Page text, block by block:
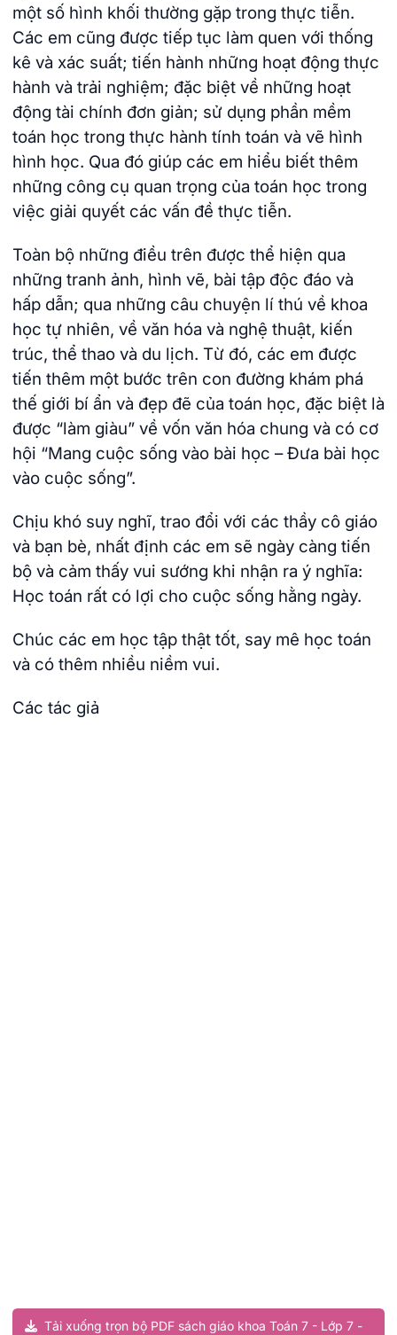
một số hình khối thường gặp trong thực tiễn.
Các em cũng được tiếp tục làm quen với thống
kê và xác suất; tiến hành những hoạt động thực
hành và trải nghiệm; đặc biệt về những hoạt
động tài chính đơn giản; sử dụng phần mềm
toán học trong thực hành tính toán và vẽ hình
hình học. Qua đó giúp các em hiểu biết thêm
những công cụ quan trọng của toán học trong
việc giải quyết các vấn đề thực tiễn.
Toàn bộ những điều trên được thể hiện qua
những tranh ảnh, hình vẽ, bài tập độc đáo và
hấp dẫn; qua những câu chuyện lí thú về khoa
học tự nhiên, về văn hóa và nghệ thuật, kiến
trúc, thể thao và du lịch. Từ đó, các em được
tiến thêm một bước trên con đường khám phá
thế giới bí ẩn và đẹp đẽ của toán học, đặc biệt là
được “làm giàu” về vốn văn hóa chung và có cơ
hội “Mang cuộc sống vào bài học – Đưa bài học
vào cuộc sống”.
Chịu khó suy nghĩ, trao đổi với các thầy cô giáo
và bạn bè, nhất định các em sẽ ngày càng tiến
bộ và cảm thấy vui sướng khi nhận ra ý nghĩa:
Học toán rất có lợi cho cuộc sống hằng ngày.
Chúc các em học tập thật tốt, say mê học toán
và có thêm nhiều niềm vui.
Các tác giả
Tải xuống trọn bộ PDF sách giáo khoa Toán 7 - Lớp 7 -